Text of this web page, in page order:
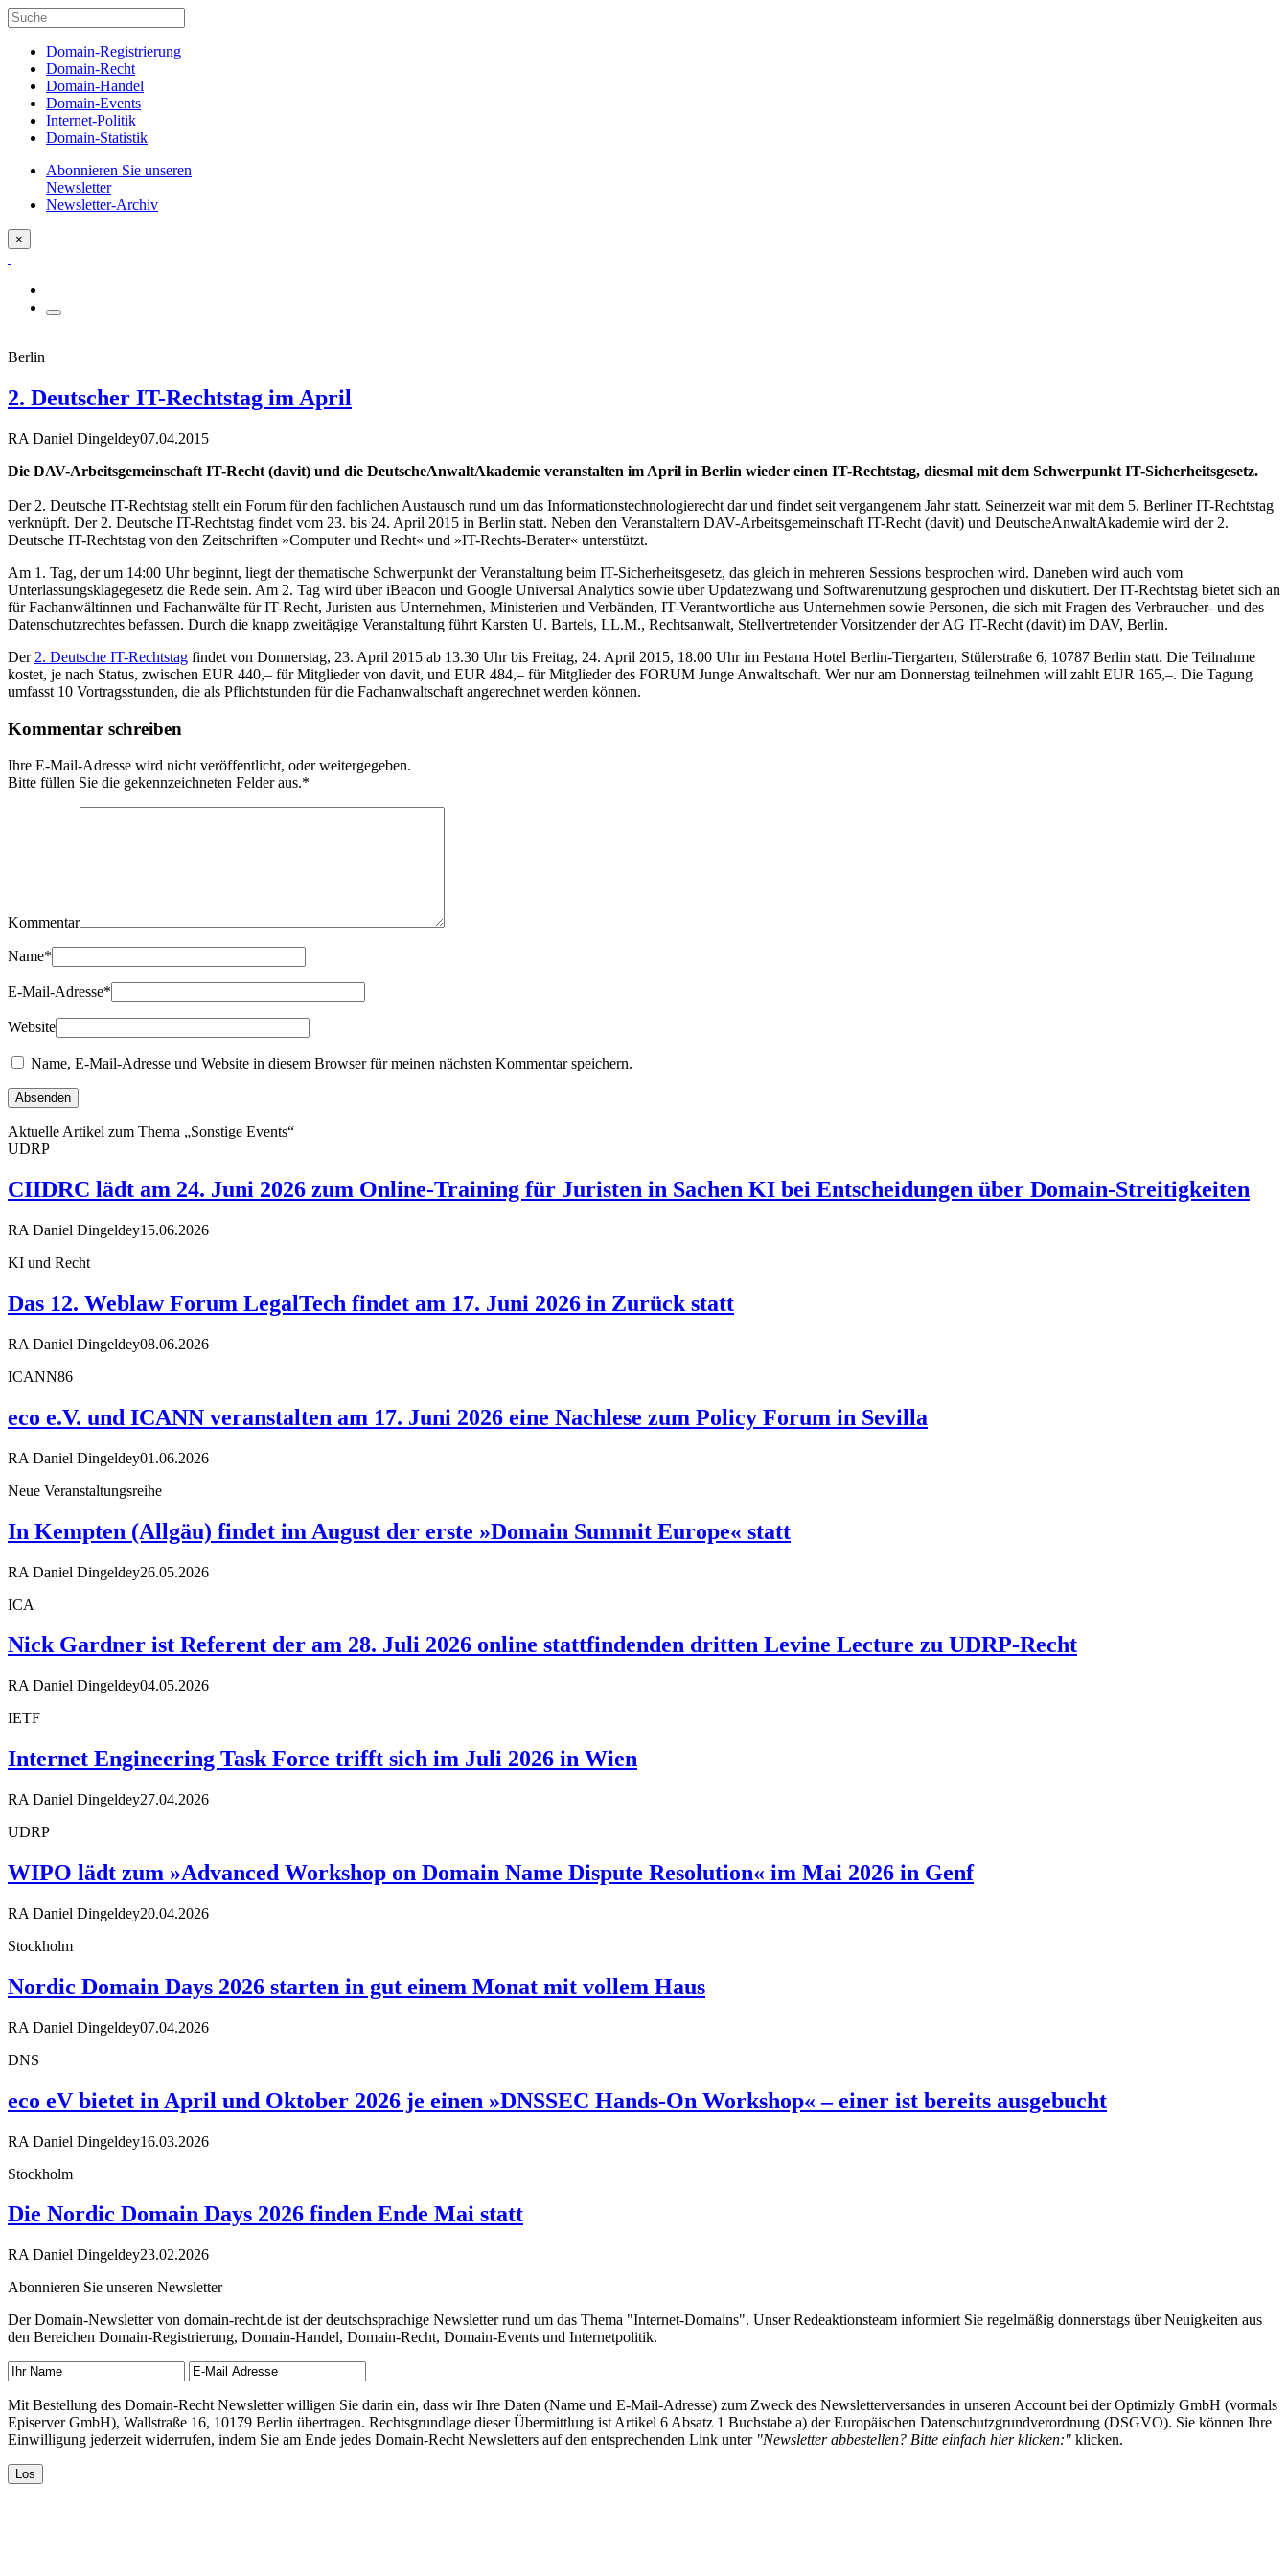
Domain-Registrierung
Domain-Recht
Domain-Handel
Domain-Events
Internet-Politik
Domain-Statistik
Abonnieren Sie unseren
Newsletter
Newsletter-Archiv
×
Berlin
2. Deutscher IT-Rechtstag im April
RA Daniel Dingeldey07.04.2015
Die DAV-Arbeitsgemeinschaft IT-Recht (davit) und die DeutscheAnwaltAkademie veranstalten im April in Berlin wieder einen IT-Rechtstag, diesmal mit dem Schwerpunkt IT-Sicherheitsgesetz.
Der 2. Deutsche IT-Rechtstag stellt ein Forum für den fachlichen Austausch rund um das Informationstechnologierecht dar und findet seit vergangenem Jahr statt. Seinerzeit war mit dem 5. Berliner IT-Rechtstag
verknüpft. Der 2. Deutsche IT-Rechtstag findet vom 23. bis 24. April 2015 in Berlin statt. Neben den Veranstaltern DAV-Arbeitsgemeinschaft IT-Recht (davit) und DeutscheAnwaltAkademie wird der 2.
Deutsche IT-Rechtstag von den Zeitschriften »Computer und Recht« und »IT-Rechts-Berater« unterstützt.
Am 1. Tag, der um 14:00 Uhr beginnt, liegt der thematische Schwerpunkt der Veranstaltung beim IT-Sicherheitsgesetz, das gleich in mehreren Sessions besprochen wird. Daneben wird auch vom
Unterlassungsklagegesetz die Rede sein. Am 2. Tag wird über iBeacon und Google Universal Analytics sowie über Updatezwang und Softwarenutzung gesprochen und diskutiert. Der IT-Rechtstag bietet sich an
für Fachanwältinnen und Fachanwälte für IT-Recht, Juristen aus Unternehmen, Ministerien und Verbänden, IT-Verantwortliche aus Unternehmen sowie Personen, die sich mit Fragen des Verbraucher- und des
Datenschutzrechtes befassen. Durch die knapp zweitägige Veranstaltung führt Karsten U. Bartels, LL.M., Rechtsanwalt, Stellvertretender Vorsitzender der AG IT-Recht (davit) im DAV, Berlin.
Der 2. Deutsche IT-Rechtstag findet von Donnerstag, 23. April 2015 ab 13.30 Uhr bis Freitag, 24. April 2015, 18.00 Uhr im Pestana Hotel Berlin-Tiergarten, Stülerstraße 6, 10787 Berlin statt. Die Teilnahme
kostet, je nach Status, zwischen EUR 440,– für Mitglieder von davit, und EUR 484,– für Mitglieder des FORUM Junge Anwaltschaft. Wer nur am Donnerstag teilnehmen will zahlt EUR 165,–. Die Tagung
umfasst 10 Vortragsstunden, die als Pflichtstunden für die Fachanwaltschaft angerechnet werden können.
Kommentar schreiben
Ihre E-Mail-Adresse wird nicht veröffentlicht, oder weitergegeben.
Bitte füllen Sie die gekennzeichneten Felder aus.*
Kommentar
Name*
E-Mail-Adresse*
Website
Name, E-Mail-Adresse und Website in diesem Browser für meinen nächsten Kommentar speichern.
Aktuelle Artikel zum Thema „Sonstige Events“
UDRP
CIIDRC lädt am 24. Juni 2026 zum Online-Training für Juristen in Sachen KI bei Entscheidungen über Domain-Streitigkeiten
RA Daniel Dingeldey15.06.2026
KI und Recht
Das 12. Weblaw Forum LegalTech findet am 17. Juni 2026 in Zurück statt
RA Daniel Dingeldey08.06.2026
ICANN86
eco e.V. und ICANN veranstalten am 17. Juni 2026 eine Nachlese zum Policy Forum in Sevilla
RA Daniel Dingeldey01.06.2026
Neue Veranstaltungsreihe
In Kempten (Allgäu) findet im August der erste »Domain Summit Europe« statt
RA Daniel Dingeldey26.05.2026
ICA
Nick Gardner ist Referent der am 28. Juli 2026 online stattfindenden dritten Levine Lecture zu UDRP-Recht
RA Daniel Dingeldey04.05.2026
IETF
Internet Engineering Task Force trifft sich im Juli 2026 in Wien
RA Daniel Dingeldey27.04.2026
UDRP
WIPO lädt zum »Advanced Workshop on Domain Name Dispute Resolution« im Mai 2026 in Genf
RA Daniel Dingeldey20.04.2026
Stockholm
Nordic Domain Days 2026 starten in gut einem Monat mit vollem Haus
RA Daniel Dingeldey07.04.2026
DNS
eco eV bietet in April und Oktober 2026 je einen »DNSSEC Hands-On Workshop« – einer ist bereits ausgebucht
RA Daniel Dingeldey16.03.2026
Stockholm
Die Nordic Domain Days 2026 finden Ende Mai statt
RA Daniel Dingeldey23.02.2026
Abonnieren Sie unseren Newsletter
Der Domain-Newsletter von domain-recht.de ist der deutschsprachige Newsletter rund um das Thema "Internet-Domains". Unser Redeaktionsteam informiert Sie regelmäßig donnerstags über Neuigkeiten aus
den Bereichen Domain-Registrierung, Domain-Handel, Domain-Recht, Domain-Events und Internetpolitik.
Mit Bestellung des Domain-Recht Newsletter willigen Sie darin ein, dass wir Ihre Daten (Name und E-Mail-Adresse) zum Zweck des Newsletterversandes in unseren Account bei der Optimizly GmbH (vormals
Episerver GmbH), Wallstraße 16, 10179 Berlin übertragen. Rechtsgrundlage dieser Übermittlung ist Artikel 6 Absatz 1 Buchstabe a) der Europäischen Datenschutzgrundverordnung (DSGVO). Sie können Ihre
Einwilligung jederzeit widerrufen, indem Sie am Ende jedes Domain-Recht Newsletters auf den entsprechenden Link unter "Newsletter abbestellen? Bitte einfach hier klicken:" klicken.